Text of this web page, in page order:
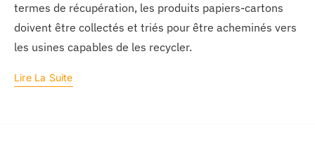
termes de récupération, les produits papiers-cartons
doivent être collectés et triés pour être acheminés vers
les usines capables de les recycler.
Lire La Suite